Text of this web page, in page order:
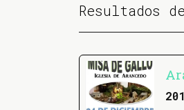
Resultados